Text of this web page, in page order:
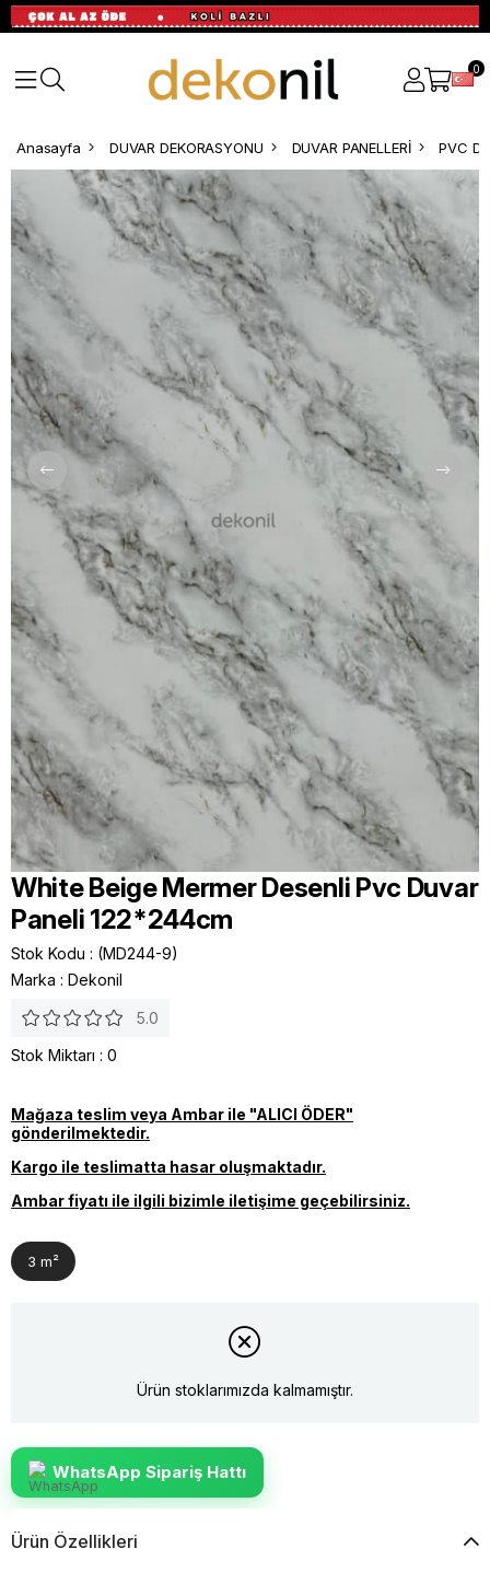
0
Anasayfa DUVAR DEKORASYONU DUVAR PANELLERİ PVC
White Beige Mermer Desenli Pvc Duvar
Paneli 122*244cm
Stok Kodu
(MD244-9)
Marka : Dekonil
5.0
Stok Miktarı : 0
Mağaza teslim veya Ambar ile "ALICI ÖDER"
gönderilmektedir.
Kargo ile teslimatta hasar oluşmaktadır.
Ambar fiyatı ile ilgili bizimle iletişime geçebilirsiniz.
3 m²
Ürün stoklarımızda kalmamıştır.
WhatsApp Sipariş Hattı
Ürün Özellikleri